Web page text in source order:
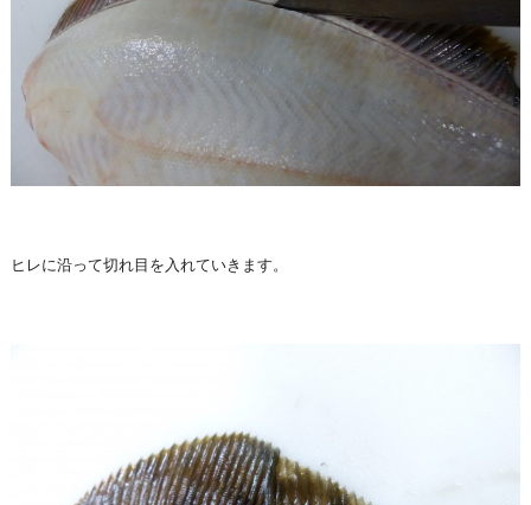
ヒレに沿って切れ目を入れていきます。